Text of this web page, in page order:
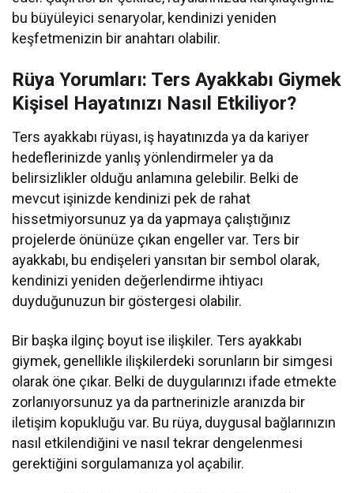
bu büyüleyici senaryolar, kendinizi yeniden
keşfetmenizin bir anahtarı olabilir.
Rüya Yorumları: Ters Ayakkabı Giymek
Kişisel Hayatınızı Nasıl Etkiliyor?
Ters ayakkabı rüyası, iş hayatınızda ya da kariyer
hedeflerinizde yanlış yönlendirmeler ya da
belirsizlikler olduğu anlamına gelebilir. Belki de
mevcut işinizde kendinizi pek de rahat
hissetmiyorsunuz ya da yapmaya çalıştığınız
projelerde önünüze çıkan engeller var. Ters bir
ayakkabı, bu endişeleri yansıtan bir sembol olarak,
kendinizi yeniden değerlendirme ihtiyacı
duyduğunuzun bir göstergesi olabilir.
Bir başka ilginç boyut ise ilişkiler. Ters ayakkabı
giymek, genellikle ilişkilerdeki sorunların bir simgesi
olarak öne çıkar. Belki de duygularınızı ifade etmekte
zorlanıyorsunuz ya da partnerinizle aranızda bir
iletişim kopukluğu var. Bu rüya, duygusal bağlarınızın
nasıl etkilendiğini ve nasıl tekrar dengelenmesi
gerektiğini sorgulamanıza yol açabilir.